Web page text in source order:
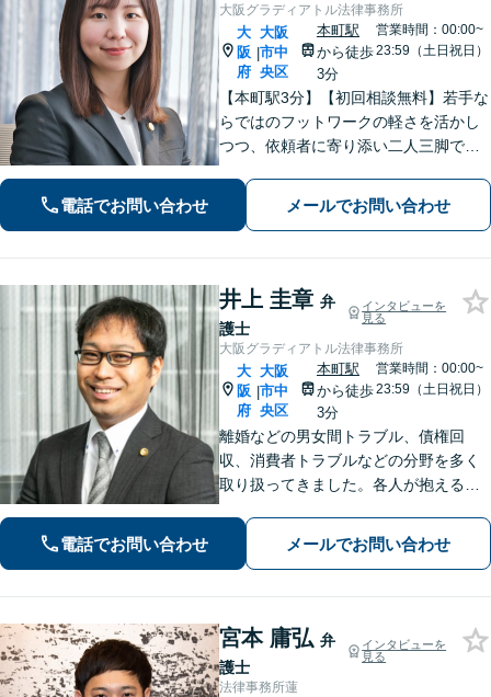
大阪グラディアトル法律事務所
大
阪
府
|
大阪
市中
央区
本町駅
から徒歩
3分
営業時間：00:00~
23:59（土日祝日）
【本町駅3分】【初回相談無料】若手な
らではのフットワークの軽さを活かし
つつ、依頼者に寄り添い二人三脚で解
心感を持っていただくために、常に丁
寧なコミュニケーションを心がけてお
電話でお問い合わせ メールでお問い合わせ
井上 圭章 弁
護士
インタビューを
見る
大阪グラディアトル法律事務所
大
阪
府
|
大阪
市中
央区
本町駅
から徒歩
3分
営業時間：00:00~
23:59（土日祝日）
離婚などの男女間トラブル、債権回
収、消費者トラブルなどの分野を多く
取り扱ってきました。各人が抱えるト
法があります。詳細な打ち合わせをさ
せていただきます。お気軽にお問い合
電話でお問い合わせ メールでお問い合わせ
宮本 庸弘 弁
護士
インタビューを
見る
法律事務所蓮